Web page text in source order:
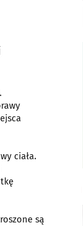
ciała.
są